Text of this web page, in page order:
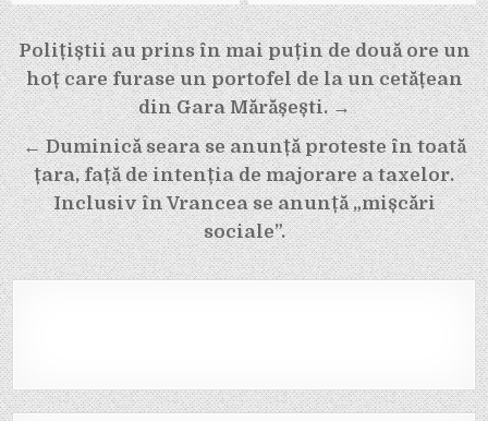
Navigare
în
articole
Polițiștii au prins în mai puțin de două ore un
hoț care furase un portofel de la un cetățean
din Gara Mărășești. →
← Duminică seara se anunță proteste în toată
țara, față de intenția de majorare a taxelor.
Inclusiv în Vrancea se anunță „mișcări
sociale”.